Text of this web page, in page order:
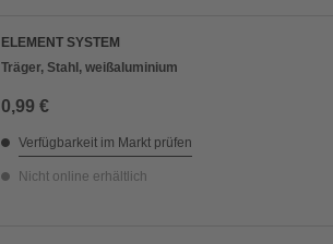
ELEMENT SYSTEM
Träger, Stahl, weißaluminium
0,99 €
Verfügbarkeit im Markt prüfen
Nicht online erhältlich